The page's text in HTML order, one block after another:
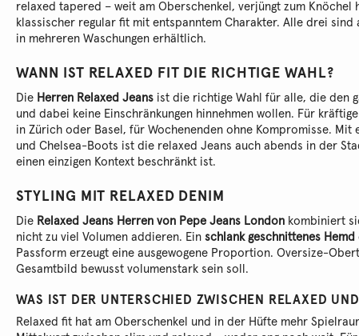
relaxed tapered – weit am Oberschenkel, verjüngt zum Knöchel
klassischer regular fit mit entspanntem Charakter. Alle drei sind
in mehreren Waschungen erhältlich.
WANN IST RELAXED FIT DIE RICHTIGE WAHL?
Die Herren Relaxed Jeans ist die richtige Wahl für alle, die den
und dabei keine Einschränkungen hinnehmen wollen. Für
in Zürich oder Basel, für Wochenenden ohne Kompromisse. Mit
und Chelsea-Boots ist die relaxed Jeans auch abends in der
einen einzigen Kontext beschränkt ist.
STYLING MIT RELAXED DENIM
Die Relaxed Jeans Herren von Pepe Jeans London kombiniert
nicht zu viel Volumen addieren. Einschlank geschnittenes Hemd
Passform erzeugt eine ausgewogene Proportion. Oversize-
Gesamtbild bewusst volumenstark sein soll.
WAS IST DER UNTERSCHIED ZWISCHEN RELAXED
Relaxed fit hat am Oberschenkel und in der Hüfte mehr